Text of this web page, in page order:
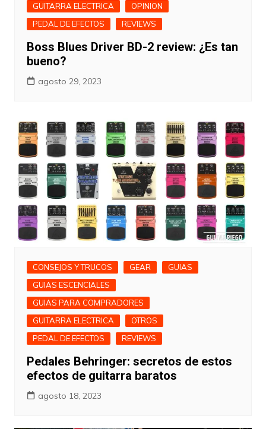
GUITARRA ELECTRICA
OPINION
PEDAL DE EFECTOS
REVIEWS
Boss Blues Driver BD-2 review: ¿Es tan
bueno?
agosto 29, 2023
CONSEJOS Y TRUCOS GEAR
GUIAS
GUIAS ESCENCIALES
GUIAS PARA COMPRADORES
GUITARRA ELECTRICA
OTROS
PEDAL DE EFECTOS
REVIEWS
Pedales Behringer: secretos de estos
efectos de guitarra baratos
agosto 18, 2023